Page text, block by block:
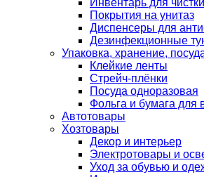
Покрытия на унитаз
Диспенсеры для
Дезинфекционные
Упаковка, хранение,
Клейкие ленты
Стрейч-плёнки
Посуда одноразовая
Фольга и бумага для
Автотовары
Хозтовары
Декор и интерьер
Электротовары и
Уход за обувью и